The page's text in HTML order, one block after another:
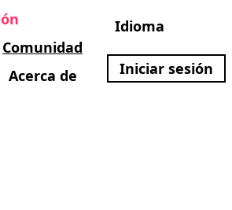
Comunidad
Acerca de
Idioma
Iniciar sesión